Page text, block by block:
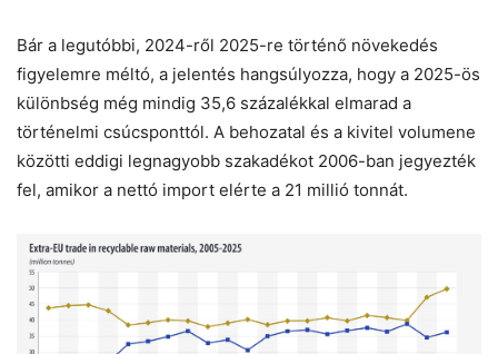
Bár a legutóbbi, 2024-ről 2025-re történő növekedés
figyelemre méltó, a jelentés hangsúlyozza, hogy a 2025-ös
különbség még mindig 35,6 százalékkal elmarad a
történelmi csúcsponttól. A behozatal és a kivitel volumene
közötti eddigi legnagyobb szakadékot 2006-ban jegyezték
fel, amikor a nettó import elérte a 21 millió tonnát.